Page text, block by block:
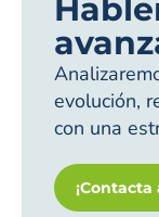
evolución,
con una
¡Contacta